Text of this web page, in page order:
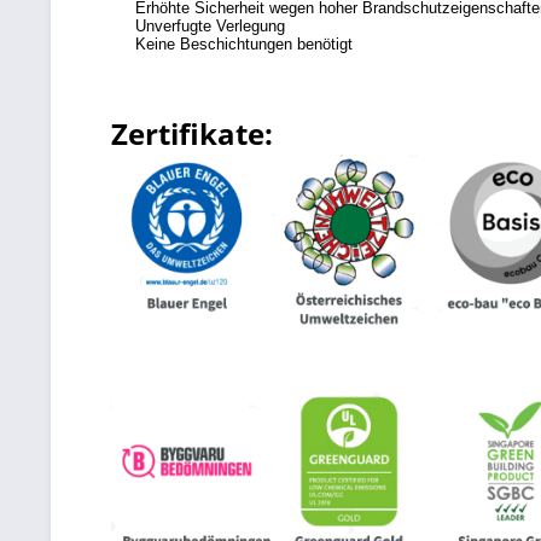
Erhöhte Sicherheit wegen hoher
Unverfugte Verlegung
Keine Beschichtungen benötigt
Zertifikate: